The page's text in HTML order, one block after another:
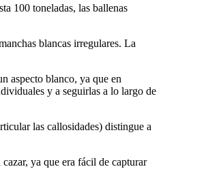
100 toneladas, las ballenas
blancas irregulares. La
aspecto blanco, ya que en
y a seguirlas a lo largo de
las callosidades) distingue a
ya que era fácil de capturar